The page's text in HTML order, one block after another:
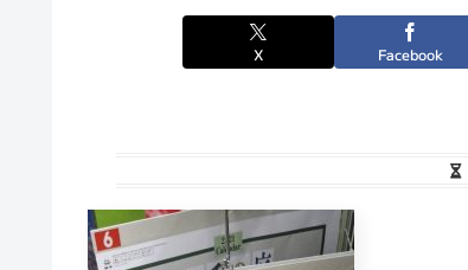
X Facebook